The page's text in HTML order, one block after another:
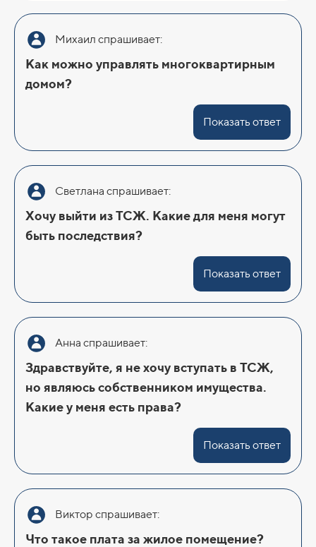
Михаил спрашивает:
Как можно управлять многоквартирным
домом?
Показать ответ
Светлана спрашивает:
Хочу выйти из ТСЖ. Какие для меня могут
быть последствия?
Показать ответ
Анна спрашивает:
Здравствуйте, я не хочу вступать в ТСЖ,
но являюсь собственником имущества.
Какие у меня есть права?
Показать ответ
Виктор спрашивает:
Что такое плата за жилое помещение?